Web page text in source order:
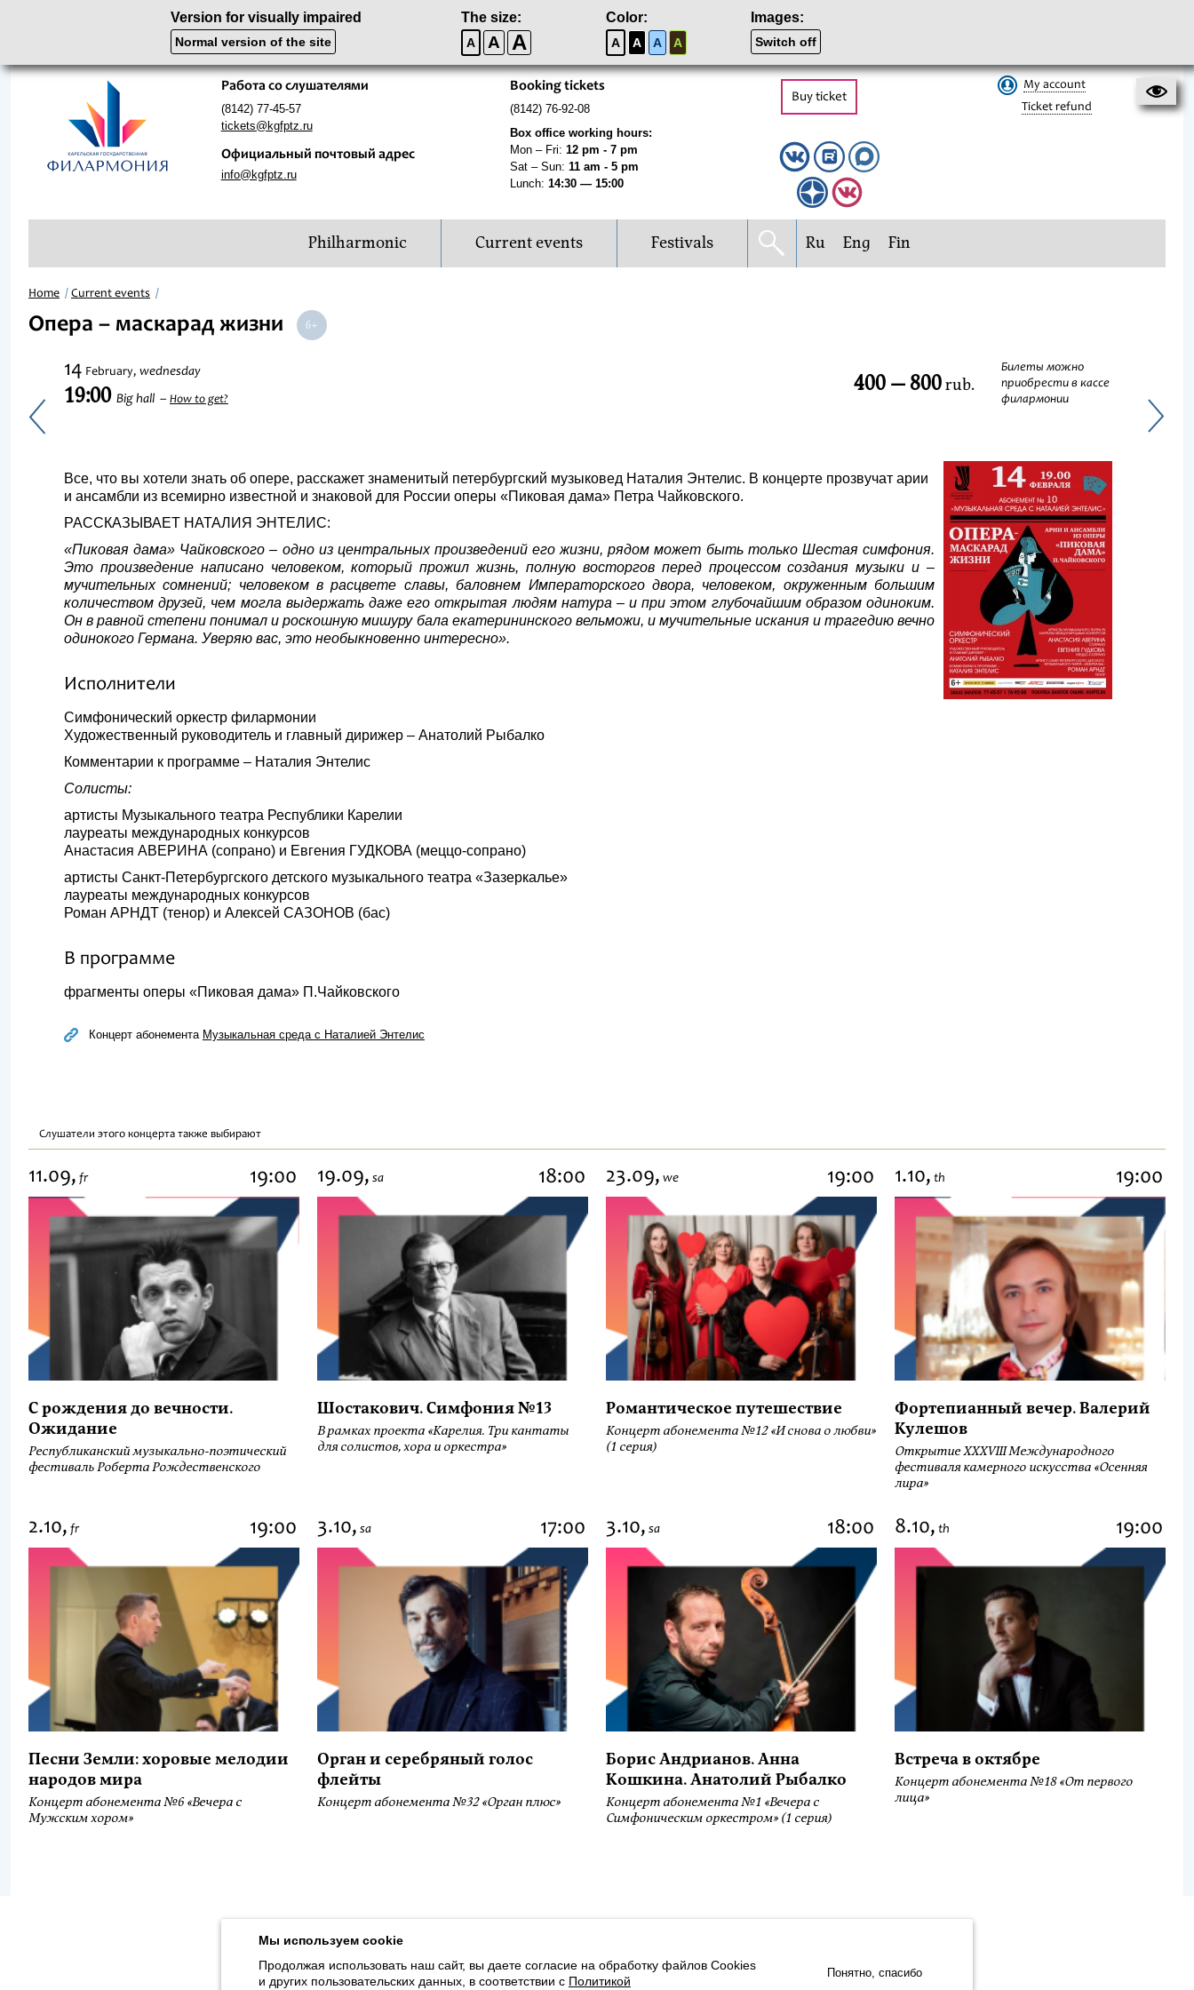
Version for visually impaired
Normal version of the site
The size:
A A A
Color:
A A A A
Images:
Switch off
Работа со слушателями
(8142) 77-45-57
tickets@kgfptz.ru
Официальный почтовый адрес
info@kgfptz.ru
Booking tickets
(8142) 76-92-08
Box office working hours:
Mon – Fri: 12 pm - 7 pm
Sat – Sun: 11 am - 5 pm
Lunch: 14:30 — 15:00
Buy ticket
My account
Ticket refund
Philharmonic Current events Festivals Ru Eng Fin
Home Current events
Опера – маскарад жизни
14 February, wednesday
19:00 Big hall How to get?
400 — 800rub.
Билеты можно
приобрести в кассе
филармонии
Все, что вы хотели знать об опере, расскажет знаменитый петербургский музыковед Наталия Энтелис. В концерте прозвучат арии
и ансамбли из всемирно известной и знаковой для России оперы «Пиковая дама» Петра Чайковского.
РАССКАЗЫВАЕТ НАТАЛИЯ ЭНТЕЛИС:
«Пиковая дама» Чайковского – одно из центральных произведений его жизни, рядом может быть только Шестая симфония.
Это произведение написано человеком, который прожил жизнь, полную восторгов перед процессом создания музыки и –
мучительных сомнений; человеком в расцвете славы, баловнем Императорского двора, человеком, окруженным большим
количеством друзей, чем могла выдержать даже его открытая людям натура – и при этом глубочайшим образом одиноким.
Он в равной степени понимал и роскошную мишуру бала екатерининского вельможи, и мучительные искания и трагедию вечно
одинокого Германа. Уверяю вас, это необыкновенно интересно».
Исполнители
Симфонический оркестр филармонии
Художественный руководитель и главный дирижер – Анатолий Рыбалко
Комментарии к программе – Наталия Энтелис
Солисты:
артисты Музыкального театра Республики Карелии
лауреаты международных конкурсов
Анастасия АВЕРИНА (сопрано) и Евгения ГУДКОВА (меццо-сопрано)
артисты Санкт-Петербургского детского музыкального театра «Зазеркалье»
лауреаты международных конкурсов
Роман АРНДТ (тенор) и Алексей САЗОНОВ (бас)
В программе
фрагменты оперы «Пиковая дама» П.Чайковского
Концерт абонемента Музыкальная среда с Наталией Энтелис
Слушатели этого концерта также выбирают
11.09, fr 19:00
С рождения до вечности.
Ожидание
Республиканский музыкально-поэтический
фестиваль Роберта Рождественского
19.09, sa 18:00
Шостакович. Симфония №13
В рамках проекта «Карелия. Три кантаты
для солистов, хора и оркестра»
23.09, we 19:00
Романтическое путешествие
Концерт абонемента №12 «И снова о любви»
(1 серия)
1.10, th 19:00
Фортепианный вечер. Валерий
Кулешов
Открытие ХХХVIII Международного
фестиваля камерного искусства «Осенняя
лира»
2.10, fr 19:00
Песни Земли: хоровые мелодии
народов мира
Концерт абонемента №6 «Вечера с
Мужским хором»
3.10, sa 17:00
Орган и серебряный голос
флейты
Концерт абонемента №32 «Орган плюс»
3.10, sa 18:00
Борис Андрианов. Анна
Кошкина. Анатолий Рыбалко
Концерт абонемента №1 «Вечера с
Симфоническим оркестром» (1 серия)
8.10, th 19:00
Встреча в октябре
Концерт абонемента №18 «От первого
лица»
Продолжая использовать наш сайт, вы даёте согласие на обработку файлов Cookies и использование сервисов веб-аналитики «Яндекс.Метрика» компании ООО «ЯНДЕКС» (119021, Москва, ул. Льва
Политикой конфиденциальности .
Payment by credit cards available Site development:
Мы используем cookie
Продолжая использовать наш сайт, вы даете согласие на обработку файлов Cookies
и других пользовательских данных, в соответствии с Политикой
Понятно, спасибо